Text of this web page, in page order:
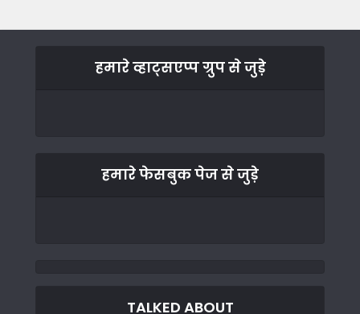
हमारे व्हाट्सएप्प ग्रुप से जुड़े
हमारे फेसबुक पेज से जुड़े
TALKED ABOUT